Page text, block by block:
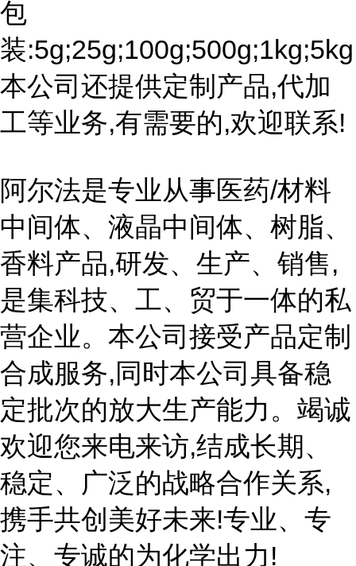
包
装:5g;25g;100g;500g;1kg;5kg
本公司还提供定制产品,代加
工等业务,有需要的,欢迎联系!
阿尔法是专业从事医药/材料
中间体、液晶中间体、树脂、
香料产品,研发、生产、销售,
是集科技、工、贸于一体的私
营企业。本公司接受产品定制
合成服务,同时本公司具备稳
定批次的放大生产能力。竭诚
欢迎您来电来访,结成长期、
稳定、广泛的战略合作关系,
携手共创美好未来!专业、专
注、专诚的为化学出力!